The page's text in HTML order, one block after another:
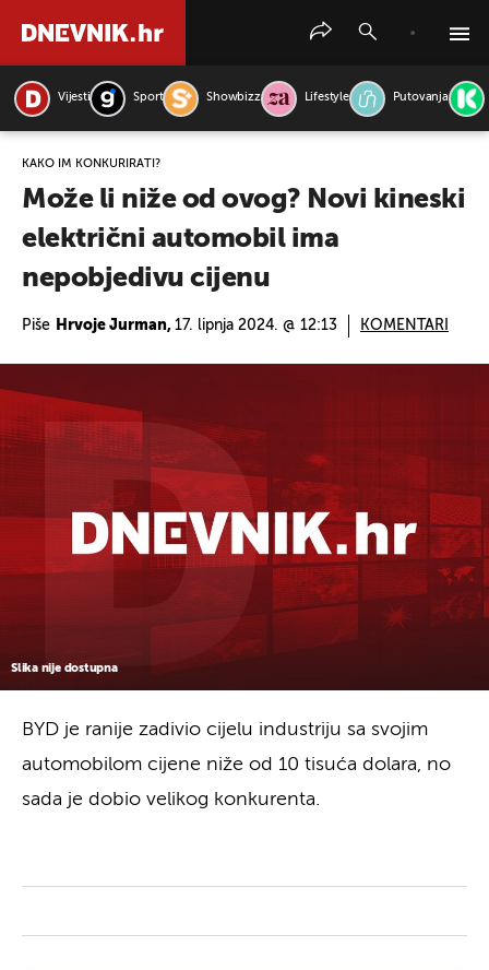
Vijesti Sport Showbizz Lifestyle Putovanja
KAKO IM KONKURIRATI?
Može li niže od ovog? Novi kineski
električni automobil ima
nepobjedivu cijenu
Piše Hrvoje Jurman, 17. lipnja 2024. @ 12:13 KOMENTARI
Slika nije dostupna
BYD je ranije zadivio cijelu industriju sa svojim
automobilom cijene niže od 10 tisuća dolara, no
sada je dobio velikog konkurenta.
PRETRAŽITE VIJESTI